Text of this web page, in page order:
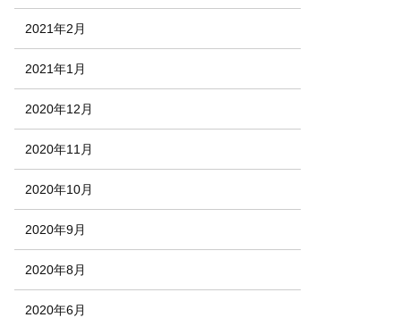
2021年2月
2021年1月
2020年12月
2020年11月
2020年10月
2020年9月
2020年8月
2020年6月